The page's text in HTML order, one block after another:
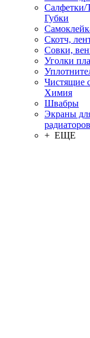
Салфетки/
Губки
Скотч,
Совки,
Уголки
Чистящие
Химия
Швабры
Экраны
радиаторов
+ ЕЩЕ